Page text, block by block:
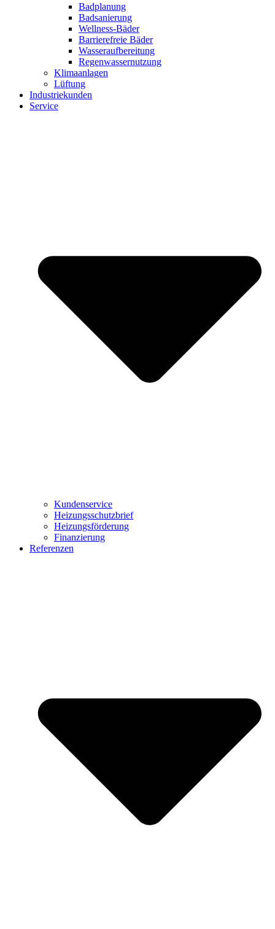
Badplanung
Badsanierung
Wellness-Bäder
Barrierefreie Bäder
Wasseraufbereitung
Regenwassernutzung
Klimaanlagen
Lüftung
Industriekunden
Service
Kundenservice
Heizungsschutzbrief
Heizungsförderung
Finanzierung
Referenzen